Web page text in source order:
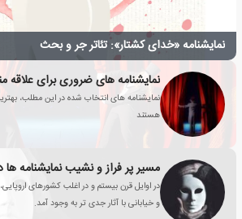
نمایشنامه «خدای کشتار»: تئاتر جر و بحث
نمایشنامه های ضروری برای علاقه
نمایشنامه های انتخاب شده در این مطلب،
هستند
مسیر پر فراز و نشیب نمایشنامه
در اوایل قرن بیستم و در اغلب کشورهای
و خیابانی با آثار جدی تر به وجود آمد.